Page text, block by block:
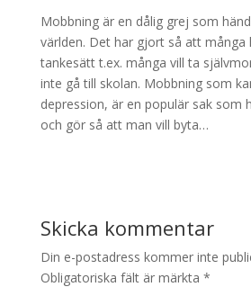
Mobbning är en dålig grej som
världen. Det har gjort så att många
tankesätt t.ex. många vill ta
inte gå till skolan. Mobbning som
depression, är en populär sak som
och gör så att man vill byta…
Skicka kommentar
Din e-postadress kommer inte
Obligatoriska fält är märkta *